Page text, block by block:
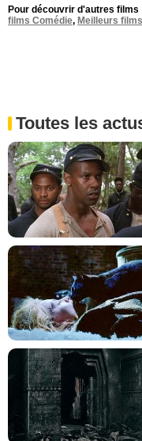
Pour découvrir d'autres films
films Comédie, Meilleurs
Toutes les